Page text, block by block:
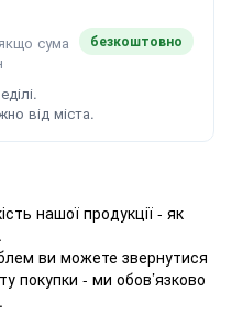
сума
безкоштовно
від міста.
нашої продукції - як
ви можете звернутися
покупки - ми обов’язково